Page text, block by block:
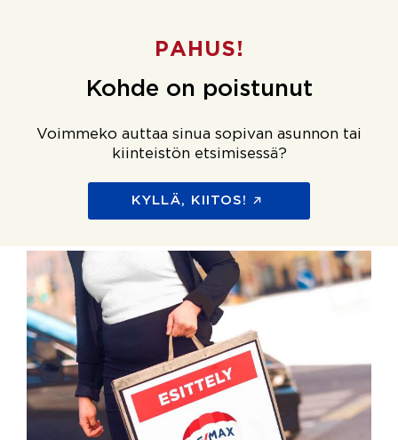
PAHUS!
Kohde on poistunut
Voimmeko auttaa sinua sopivan asunnon tai
kiinteistön etsimisessä?
KYLLÄ, KIITOS!